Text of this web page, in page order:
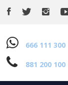
666 111 300
881 200 100